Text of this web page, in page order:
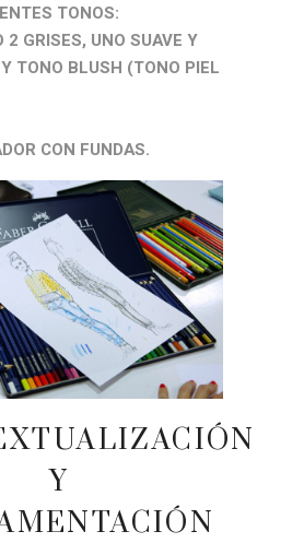
TONOS:
2 GRISES, UNO SUAVE Y
TONO BLUSH (TONO PIEL
CON FUNDAS.
Y